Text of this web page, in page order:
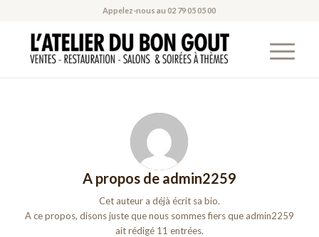
Appelez-nous au02 79 05 05 00
A propos de admin2259
Cet auteur a déjà écrit sa bio.
A ce propos, disons juste que nous sommes fiers que admin2259
ait rédigé 11 entrées.